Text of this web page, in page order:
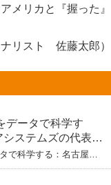
メリカと『握った』
ナリスト 佐藤太郎）
データで科学す
ステムズの代表取
「人生80年の暇つ
が挑むヘルスケア
で科学する：名古屋大
締役社長・瀧本陽介